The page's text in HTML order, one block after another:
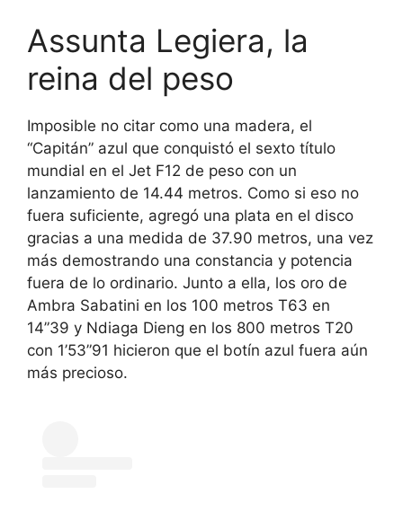
Assunta Legiera, la
reina del peso
Imposible no citar como una madera, el
“Capitán” azul que conquistó el sexto título
mundial en el Jet F12 de peso con un
lanzamiento de 14.44 metros. Como si eso no
fuera suficiente, agregó una plata en el disco
gracias a una medida de 37.90 metros, una vez
más demostrando una constancia y potencia
fuera de lo ordinario. Junto a ella, los oro de
Ambra Sabatini en los 100 metros T63 en
14”39 y Ndiaga Dieng en los 800 metros T20
con 1’53”91 hicieron que el botín azul fuera aún
más precioso.